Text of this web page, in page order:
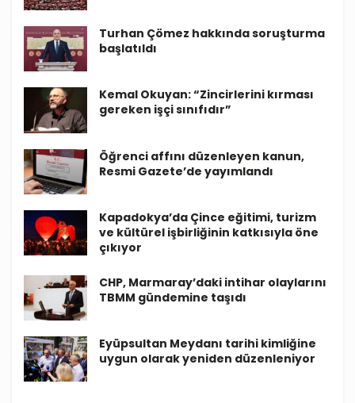
Turhan Çömez hakkında soruşturma
başlatıldı
Kemal Okuyan: “Zincirlerini kırması
gereken işçi sınıfıdır”
Öğrenci affını düzenleyen kanun,
Resmi Gazete’de yayımlandı
Kapadokya’da Çince eğitimi, turizm
ve kültürel işbirliğinin katkısıyla öne
çıkıyor
CHP, Marmaray’daki intihar olaylarını
TBMM gündemine taşıdı
Eyüpsultan Meydanı tarihi kimliğine
uygun olarak yeniden düzenleniyor